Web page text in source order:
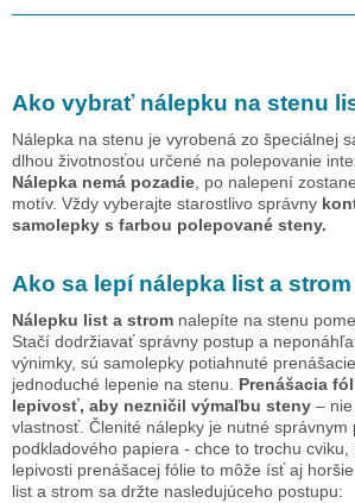
Ako vybrať nálepku na stenu
Nálepka na stenu je vyrobená zo špeciálnej
dlhou životnosťou určené na polepovanie
Nálepka nemá pozadie , po nalepení
motív. Vždy vyberajte starostlivo správny
samolepky s farbou polepované steny.
Ako sa lepí nálepka list a strom
Nálepku list a strom nalepíte na stenu
Stačí dodržiavať správny postup a
výnimky, sú samolepky potiahnuté
jednoduché lepenie na stenu. Prenášacia
lepivosť, aby nezničil výmaľbu steny –
vlastnosť. Členité nálepky je nutné
podkladového papiera - chce to trochu
lepivosti prenášacej fólie to môže ísť aj
list a strom sa držte nasledujúceho postupu: